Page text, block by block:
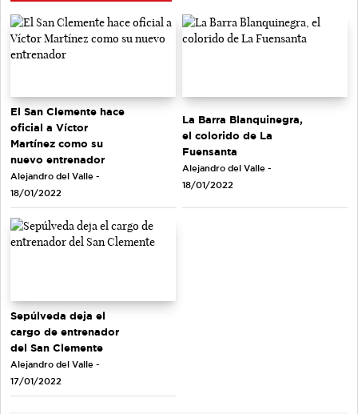
El San Clemente hace
oficial a Víctor
Martínez como su
nuevo entrenador
Alejandro del Valle -
18/01/2022
La Barra Blanquinegra,
el colorido de La
Fuensanta
Alejandro del Valle -
18/01/2022
Sepúlveda deja el
cargo de entrenador
del San Clemente
Alejandro del Valle -
17/01/2022